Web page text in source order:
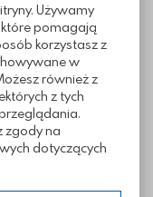
Używamy
pomagają
korzystasz z
w
również z
z tych
zgody na
dotyczących
kostki